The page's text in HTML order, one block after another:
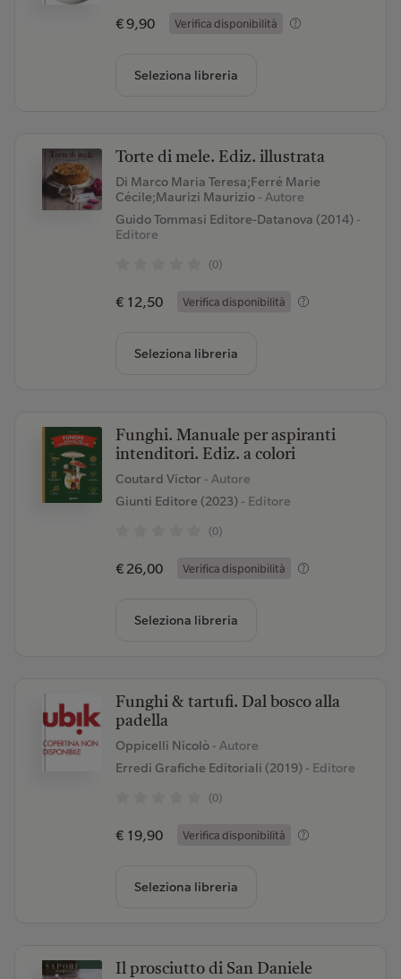
€ 9,90 Verifica disponibilità
Seleziona libreria
Torte di mele. Ediz. illustrata
Di Marco Maria Teresa;Ferré Marie
Cécile;Maurizi Maurizio - Autore
Guido Tommasi Editore-Datanova (2014)-
Editore
(0)
€ 12,50 Verifica disponibilità
Seleziona libreria
Funghi. Manuale per aspiranti
intenditori. Ediz. a colori
Coutard Victor - Autore
Giunti Editore (2023)- Editore
(0)
€ 26,00 Verifica disponibilità
Seleziona libreria
Funghi & tartufi. Dal bosco alla
padella
Oppicelli Nicolò - Autore
Erredi Grafiche Editoriali (2019)- Editore
(0)
€ 19,90 Verifica disponibilità
Seleziona libreria
Il prosciutto di San Daniele